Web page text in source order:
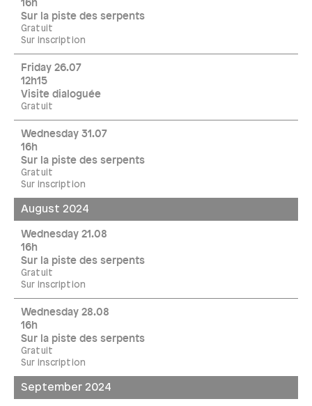
16h
Sur la piste des serpents
Gratuit
Sur inscription
Friday 26.07
12h15
Visite dialoguée
Gratuit
Wednesday 31.07
16h
Sur la piste des serpents
Gratuit
Sur inscription
August 2024
Wednesday 21.08
16h
Sur la piste des serpents
Gratuit
Sur inscription
Wednesday 28.08
16h
Sur la piste des serpents
Gratuit
Sur inscription
September 2024